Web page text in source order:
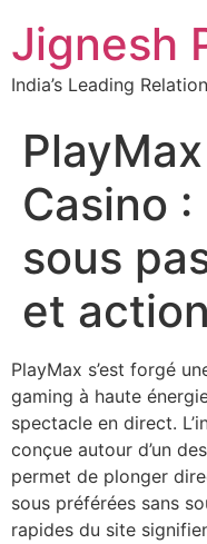
Jignesh
India’s Leading
Casino
sous
et
PlayMax s’est forgé
gaming à haute
spectacle en direct.
conçue autour d’un
permet de plonger
sous préférées sans
rapides du site